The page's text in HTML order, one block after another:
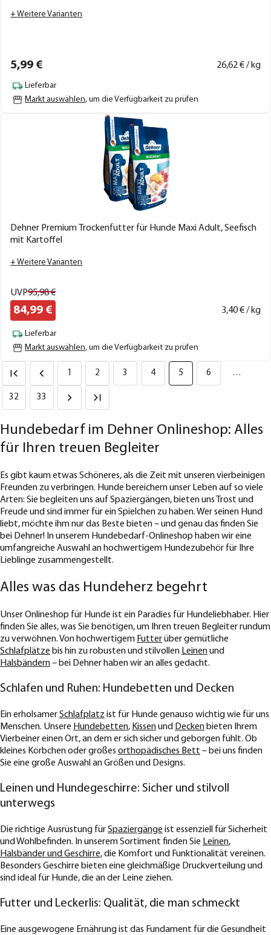
+ Weitere Varianten
5,99 € 26,62€ / kg
Lieferbar
Markt auswählen, um die Verfügbarkeit zu prüfen
Dehner Premium Trockenfutter für Hunde Maxi Adult, Seefisch
mit Kartoffel
+ Weitere Varianten
UVP95,98€
84,99 € 3,40€ / kg
Lieferbar
Markt auswählen, um die Verfügbarkeit zu prüfen
1 2 3 4 5 6 …
32 33
Hundebedarf im Dehner Onlineshop: Alles
für Ihren treuen Begleiter
Es gibt kaum etwas Schöneres, als die Zeit mit unseren vierbeinigen
Freunden zu verbringen. Hunde bereichern unser Leben auf so viele
Arten: Sie begleiten uns auf Spaziergängen, bieten uns Trost und
Freude und sind immer für ein Spielchen zu haben. Wer seinen Hund
liebt, möchte ihm nur das Beste bieten – und genau das finden Sie
bei Dehner! In unserem Hundebedarf-Onlineshop haben wir eine
umfangreiche Auswahl an hochwertigem Hundezubehör für Ihre
Lieblinge zusammengestellt.
Alles was das Hundeherz begehrt
Unser Onlineshop für Hunde ist ein Paradies für Hundeliebhaber. Hier
finden Sie alles, was Sie benötigen, um Ihren treuen Begleiter rundum
zu verwöhnen. Von hochwertigem Futterüber gemütliche
Schlafplätze bis hin zu robusten und stilvollen Leinenund
Halsbändern– bei Dehner haben wir an alles gedacht.
Schlafen und Ruhen: Hundebetten und Decken
Ein erholsamerSchlafplatz ist für Hunde genauso wichtig wie für uns
Menschen. Unsere Hundebetten, Kissenund Decken bieten Ihrem
Vierbeiner einen Ort, an dem er sich sicher und geborgen fühlt. Ob
kleines Körbchen oder großes orthopädisches Bett – bei uns finden
Sie eine große Auswahl an Größen und Designs.
Leinen und Hundegeschirre: Sicher und stilvoll
unterwegs
Die richtige Ausrüstung fürSpaziergänge ist essenziell für Sicherheit
und Wohlbefinden. In unserem Sortiment finden Sie Leinen,
Halsbänder und Geschirre, die Komfort und Funktionalität vereinen.
Besonders Geschirre bieten eine gleichmäßige Druckverteilung und
sind ideal für Hunde, die an der Leine ziehen.
Futter und Leckerlis: Qualität, die man schmeckt
Eine ausgewogene Ernährung ist das Fundament für die Gesundheit